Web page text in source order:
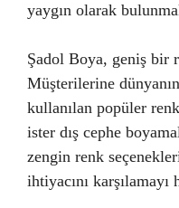
yaygın olarak
Şadol Boya, geniş bir
Müşterilerine
kullanılan popüler
ister dış cephe
zengin renk
ihtiyacını karşılamayı